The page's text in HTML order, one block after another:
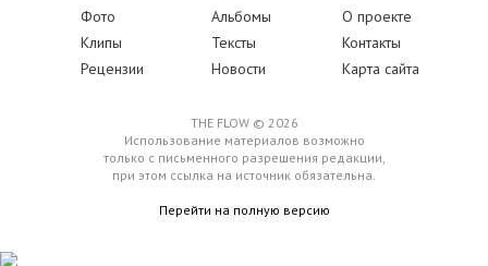
Фото Альбомы
О проекте
Клипы
Тексты
Контакты
Рецензии
Новости Карта сайта
THE FLOW © 2026
Использование материалов возможно
только с письменного разрешения редакции,
при этом ссылка на источник обязательна.
Перейти на полную версию